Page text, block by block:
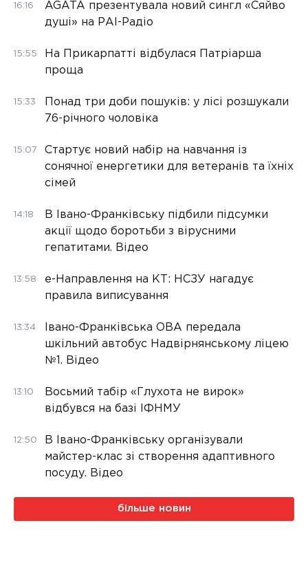
16:16
AGATA презентувала новий сингл «Сяйво
душі» на РАІ-Радіо
15:55
На Прикарпатті відбулася Патріарша
проща
15:33
Понад три доби пошуків: у лісі розшукали
76-річного чоловіка
15:07
Стартує новий набір на навчання із
сонячної енергетики для ветеранів та їхніх
сімей
14:18
В Івано-Франківську підбили підсумки
акції щодо боротьби з вірусними
гепатитами. Відео
13:58
е-Направлення на КТ: НСЗУ нагадує
правила виписування
13:34
Івано-Франківська ОВА передала
шкільний автобус Надвірнянському ліцею
№1. Відео
13:10
Восьмий табір «Глухота не вирок»
відбувся на базі ІФНМУ
12:50
В Івано-Франківську організували
майстер-клас зі створення адаптивного
посуду. Відео
більше новин